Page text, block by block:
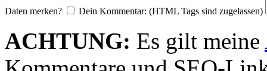
Daten merken? Dein Kommentar: (HTML Tags sind zugelassen)
ACHTUNG: Es gilt meine